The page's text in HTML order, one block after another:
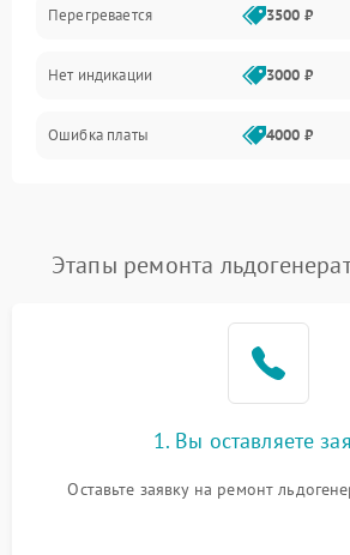
Перегревается 3500 ₽
Нет индикации 3000 ₽
Ошибка платы 4000 ₽
Этапы ремонта
1. Вы оставляете
Оставьте заявку на ремонт